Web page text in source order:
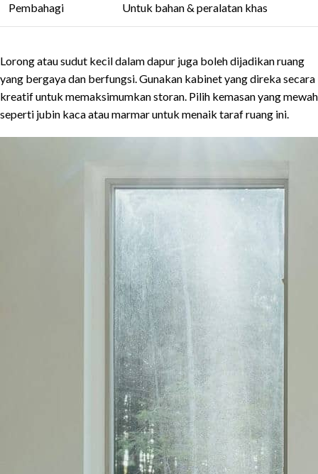
Pembahagi Untuk bahan & peralatan khas
Lorong atau sudut kecil dalam dapur juga boleh dijadikan ruang
yang bergaya dan berfungsi. Gunakan kabinet yang direka secara
kreatif untuk memaksimumkan storan. Pilih kemasan yang mewah
seperti jubin kaca atau marmar untuk menaik taraf ruang ini.